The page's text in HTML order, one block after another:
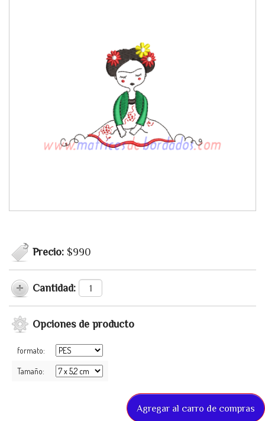
Precio: $990
Cantidad:
Opciones de producto
formato:
Tamaño: